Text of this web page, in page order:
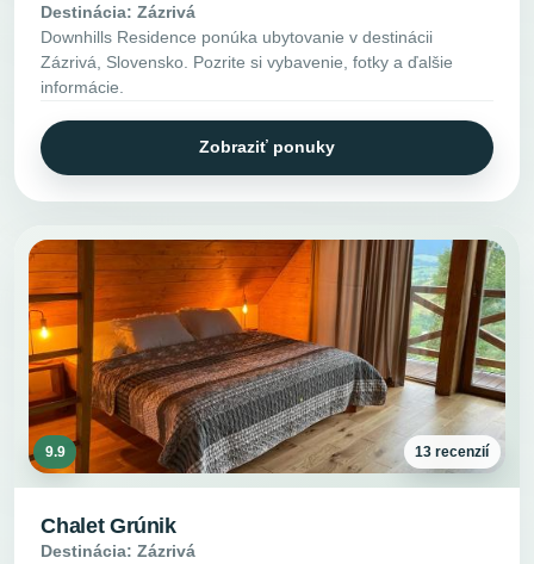
Destinácia: Zázrivá
Downhills Residence ponúka ubytovanie v destinácii
Zázrivá, Slovensko. Pozrite si vybavenie, fotky a ďalšie
informácie.
Zobraziť ponuky
9.9 13 recenzií
Chalet Grúnik
Destinácia: Zázrivá